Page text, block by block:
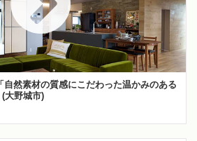
然素材の質感にこだわった温かみのある
大野城市)